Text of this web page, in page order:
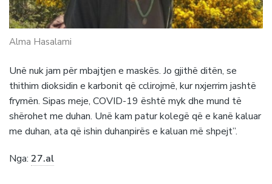
Alma Hasalami
Unë nuk jam për mbajtjen e maskës. Jo gjithë ditën, se
thithim dioksidin e karbonit që cclirojmë, kur nxjerrim jashtë
frymën. Sipas meje, COVID-19 është myk dhe mund të
shërohet me duhan. Unë kam patur kolegë që e kanë kaluar
me duhan, ata që ishin duhanpirës e kaluan më shpejt”.
Nga: 27.al